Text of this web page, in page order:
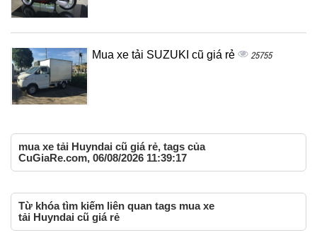
Mua xe tải SUZUKI cũ giá rẻ 25755
mua xe tải Huyndai cũ giá rẻ, tags của
CuGiaRe.com, 06/08/2026 11:39:17
Từ khóa tìm kiếm liên quan tags mua xe
tải Huyndai cũ giá rẻ